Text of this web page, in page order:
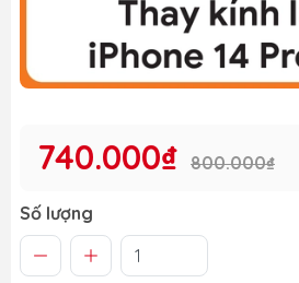
740.000₫ 800.000₫
Số lượng